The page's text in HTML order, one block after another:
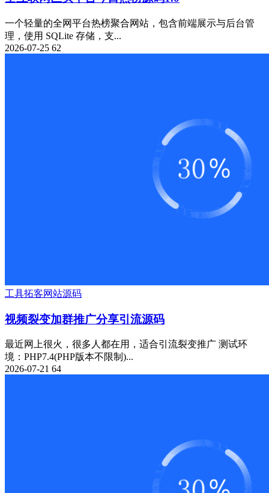
一个轻量的全网平台热榜聚合网站，包含前端展示与后台管
理，使用 SQLite 存储，支...
2026-07-25 62
工具拓客网站源码
视频裂变加群推广分享引流源码
最近网上很火，很多人都在用，适合引流裂变推广 测试环
境：PHP7.4(PHP版本不限制)...
2026-07-21 64